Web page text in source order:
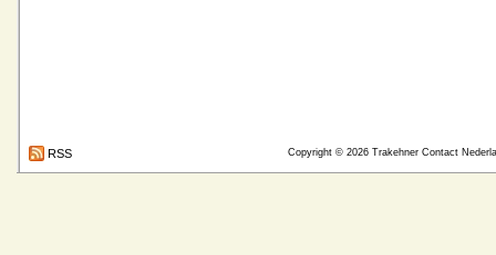
Copyright © 2026 Trakehner Contact
RSS